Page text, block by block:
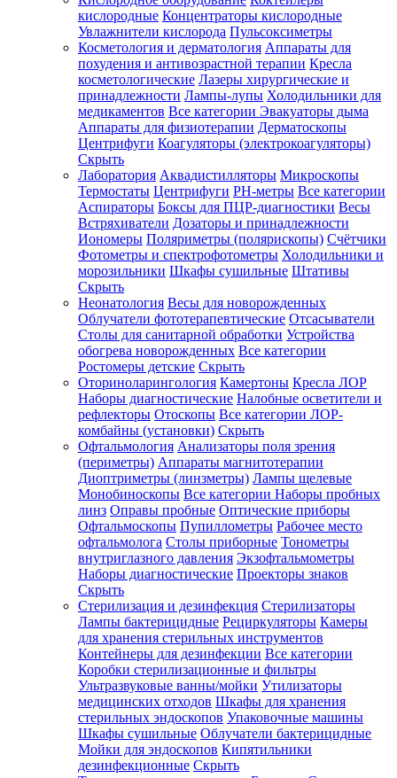
Зарегистрироваться
Зачем
регистрироваться?
Все
покупки
одном
месте
Личный
менеджер
Отслеживание
статуса
заказа
кислородные Концентраторы кислородные
Увлажнители кислорода Пульсоксиметры
Косметология и дерматология Аппараты для
похудения и антивозрастной терапии Кресла
косметологические Лазеры хирургические и
принадлежности Лампы-лупы Холодильники для
медикаментов Все категории Эвакуаторы дыма
Аппараты для физиотерапии Дерматоскопы
Центрифуги Коагуляторы (электрокоагуляторы)
Скрыть
Лаборатория Аквадистилляторы Микроскопы
Термостаты Центрифуги PH-метры Все категории
Аспираторы Боксы для ПЦР-диагностики Весы
Встряхиватели Дозаторы и принадлежности
Иономеры Поляриметры (полярископы) Счётчики
Фотометры и спектрофотометры Холодильники и
морозильники Шкафы сушильные Штативы
Скрыть
Неонатология Весы для новорожденных
Облучатели фототерапевтические Отсасыватели
Столы для санитарной обработки Устройства
обогрева новорожденных Все категории
Ростомеры детские Скрыть
Оториноларингология Камертоны Кресла ЛОР
Наборы диагностические Налобные осветители и
рефлекторы Отоскопы Все категории ЛОР-
комбайны (установки) Скрыть
Офтальмология Анализаторы поля зрения
(периметры) Аппараты магнитотерапии
Диоптриметры (линзметры) Лампы щелевые
Монобиноскопы Все категории Наборы пробных
линз Оправы пробные Оптические приборы
Офтальмоскопы Пупиллометры Рабочее место
офтальмолога Столы приборные Тонометры
внутриглазного давления Экзофтальмометры
Наборы диагностические Проекторы знаков
Скрыть
Стерилизация и дезинфекция Стерилизаторы
Лампы бактерицидные Рециркуляторы Камеры
для хранения стерильных инструментов
Контейнеры для дезинфекции Все категории
Коробки стерилизационные и фильтры
Ультразвуковые ванны/мойки Утилизаторы
медицинских отходов Шкафы для хранения
стерильных эндоскопов Упаковочные машины
Шкафы сушильные Облучатели бактерицидные
Мойки для эндоскопов Кипятильники
дезинфекционные Скрыть